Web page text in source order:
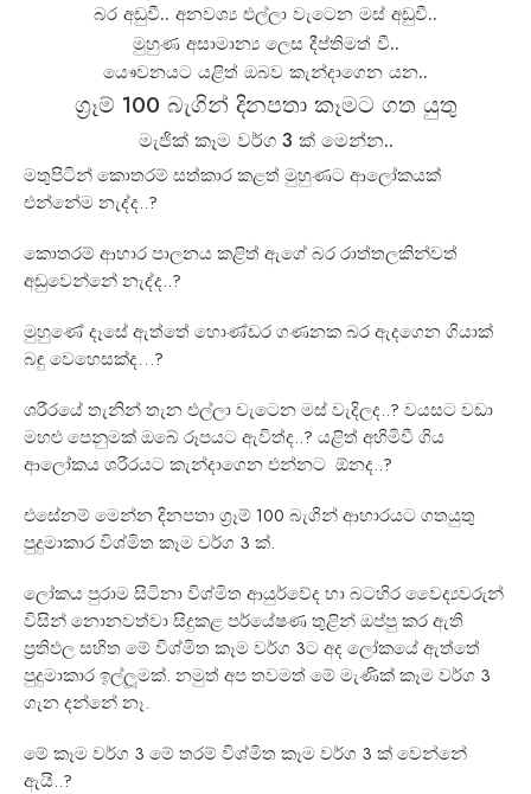
බර අඩුවී.. අනවශ්‍ය එල්ලා වැටෙන මස් අඩුවී..
මුහුණ අසාමාන්‍ය ලෙස දීප්තිමත් වී..
යෙෳවනයට යළිත් ඔබව කැන්දාගෙන යන..
ග්‍රෑම් 100 බැගින් දිනපතා කෑමට ගත යුතු
මැජික් කෑම වර්ග 3 ක් මෙන්න..
මතුපිටින් කොතරම් සත්කාර කළත් මුහුණට ආලෝකයක්
එන්නේම නැද්ද..?
කොතරම් ආහාර පාලනය කළිත් ඇගේ බර රාත්තලකින්වත්
අඩුවෙන්නේ නැද්ද..?
මුහුණේ දෑසේ ඇත්තේ හොණ්ඩර ගණනක බර ඇදගෙන ගියාක්
බඳු වෙහෙසක්ද…?
ශරීරයේ තැනින් තැන එල්ලා වැටෙන මස් වැදිලද..? වයසට වඩා
මහළු පෙනුමක් ඔබේ රූපයට ඇවිත්ද..? යළිත් අහිමිවී ගිය
ආලෝකය ශරීරයට කැන්දාගෙන එන්නට ඕනද..?
එසේනම් මෙන්න දිනපතා ග්‍රෑම් 100 බැගින් ආහාරයට ගතයුතු
පුදුමාකාර විශ්මිත කෑම වර්ග 3 ක්.
ලෝකය පුරාම සිටිනා විශ්මිත ආයුර්වේද හා බටහිර වෛද්‍යවරුන්
විසින් නොනවත්වා සිදුකළ පර්යේෂණ තුළින් ඔප්පු කර ඇති
ප්‍රතිඵල සහිත මේ විශ්මිත කෑම වර්ග 3ට අද ලෝකයේ ඇත්තේ
පුදුමාකාර ඉල්ලූමක්. නමුත් අප තවමත් මේ මැණික් කෑම වර්ග 3
ගැන දන්නේ නෑ.
මේ කෑම වර්ග 3 මේ තරම් විශ්මිත කෑම වර්ග 3 ක් වෙන්නේ
ඇයි..?